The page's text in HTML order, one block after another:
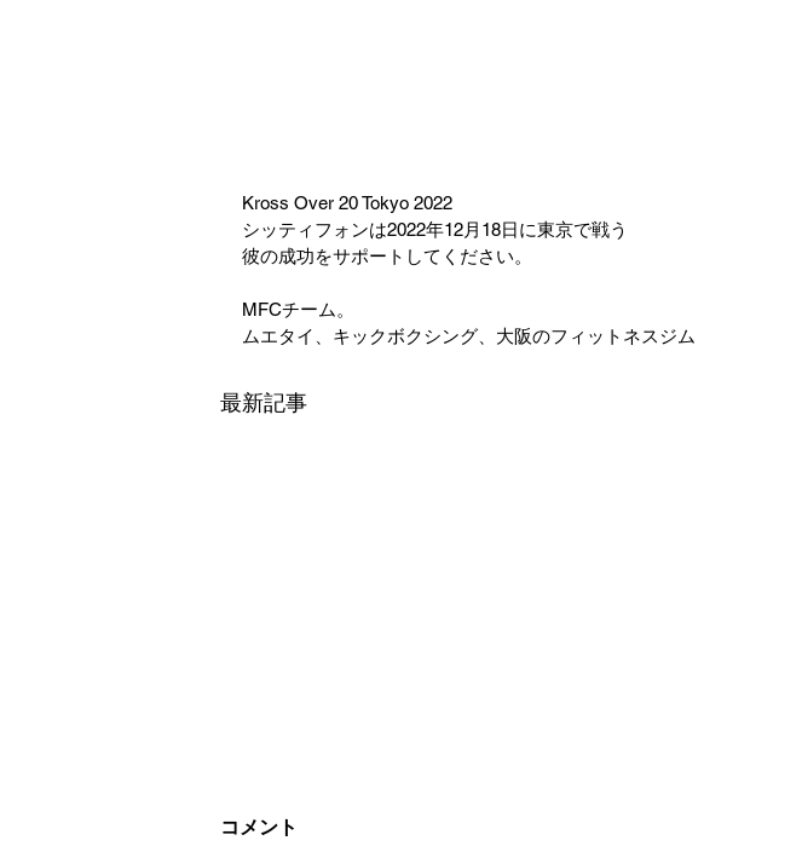
Kross Over 20 Tokyo 2022
シッティフォンは2022年12月18日に東京で戦う
彼の成功をサポートしてください。
MFCチーム。
ムエタイ、キックボクシング、大阪のフィットネスジム
最新記事
コメント